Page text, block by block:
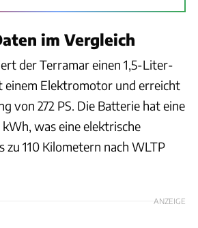
im Vergleich
der Terramar einen 1,5-Liter-
einem Elektromotor und erreicht
von 272 PS. Die Batterie hat eine
kWh, was eine elektrische
zu 110 Kilometern nach WLTP
ANZEIGE